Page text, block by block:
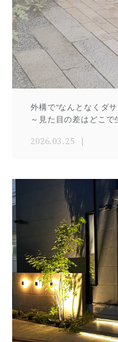
外構で“なんとなくダ
～見た目の差はどこで
2026.03.25